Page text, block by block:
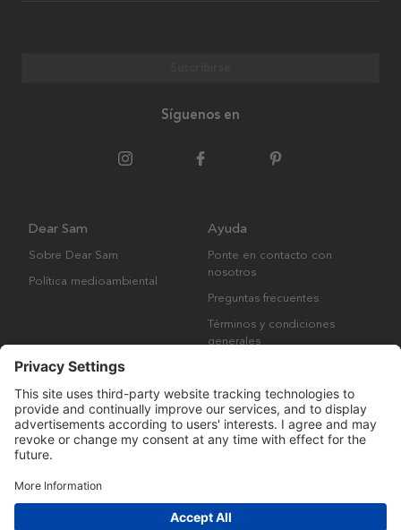
Síguenos en
Dear Sam
Sobre Dear Sam
Política medioambiental
Ayuda
Ponte en contacto con
nosotros
Preguntas frecuentes
Términos y condiciones
generales
Derechos de autor © Many Brands AB 2023. Todos los derechos